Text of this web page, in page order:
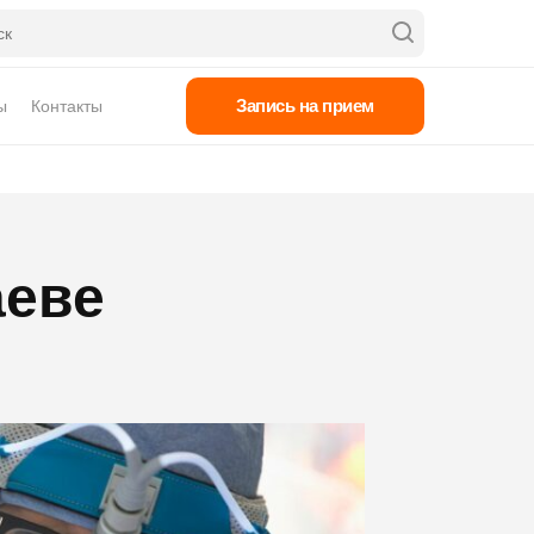
Контакты Запись на прием